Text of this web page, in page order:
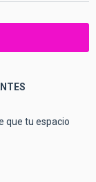
que tu espacio